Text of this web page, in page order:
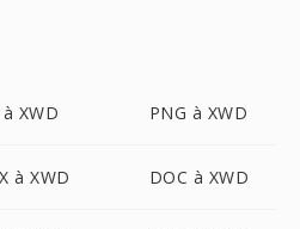
à XWD PNG à XWD
à XWD DOC à XWD